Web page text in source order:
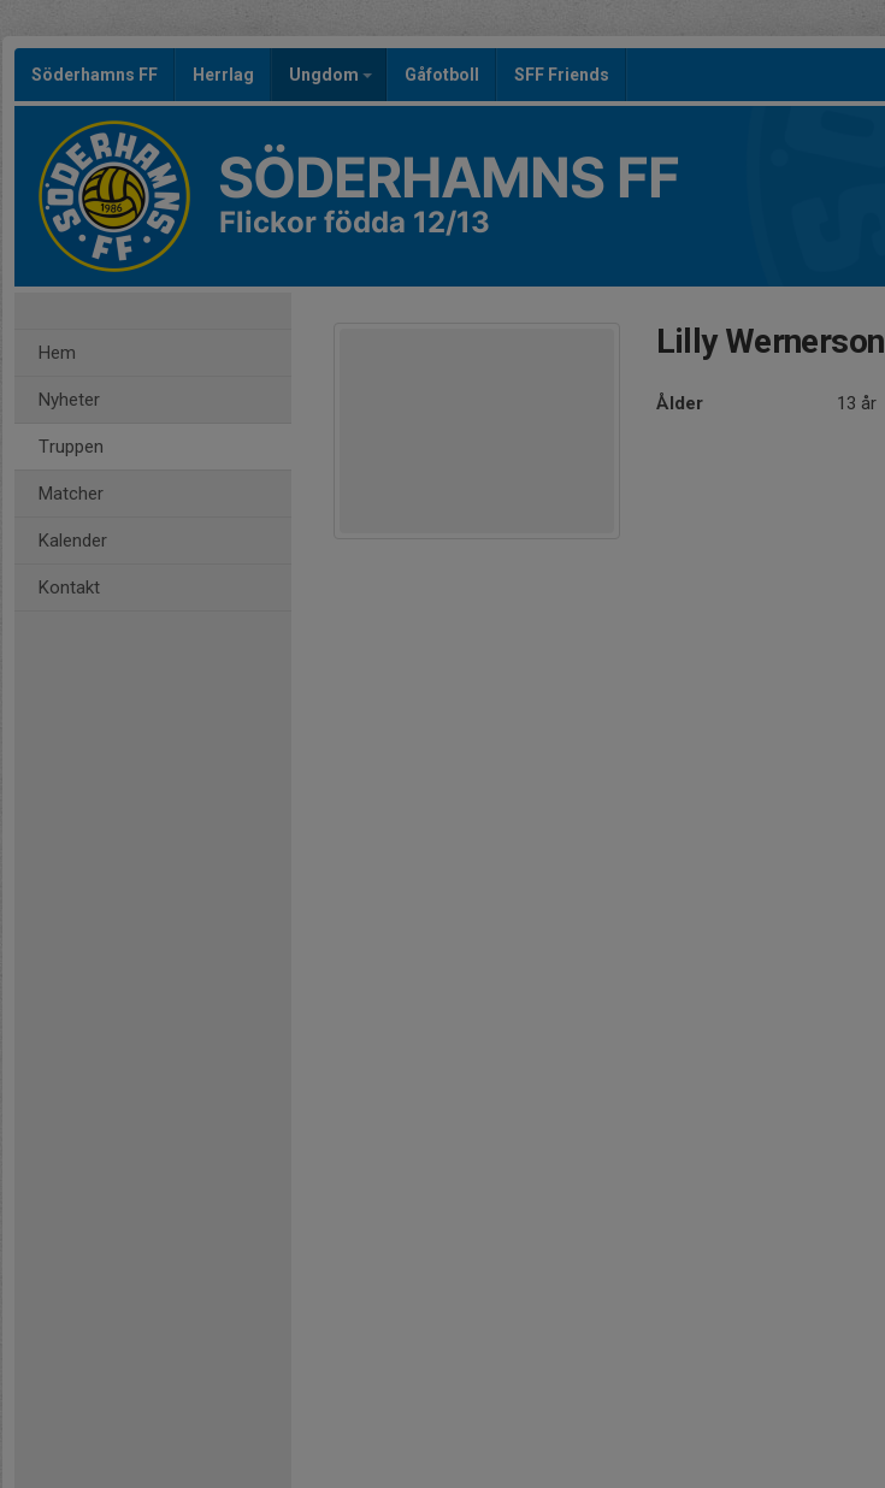
Söderhamns FF Herrlag Ungdom Gåfotboll SFF Friends
SÖDERHAMNS FF
Flickor födda 12/13
Hem
Nyheter
Truppen
Matcher
Kalender
Kontakt
Lilly Wernerson
Ålder 13 år